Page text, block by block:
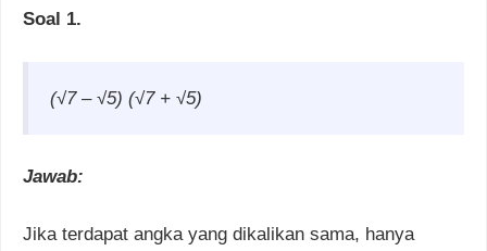
Soal 1.
(√7 – √5) (√7 + √5)
Jawab:
Jika terdapat angka yang dikalikan sama, hanya